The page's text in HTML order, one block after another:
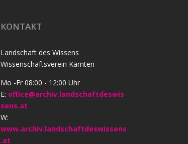
KONTAKT
Landschaft des Wissens
Wissenschaftsverein Kärnten
Mo -Fr 08:00 - 12:00 Uhr
E: office@archiv.landschaftdeswis
sens.at
W:
www.archiv.landschaftdeswissens